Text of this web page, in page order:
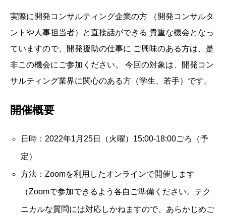
実際に開発コンサルティング企業の方 （開発コンサルタ
ントや人事担当者）と直接話ができる 貴重な機会となっ
ていますので、開発援助の仕事に ご興味のある方は、是
非この機会にご参加ください。 今回の対象は、開発コン
サルティング業界に関心のある方（学生、若手）です。
開催概要
日時：2022年1月25日（火曜）15:00-18:00ごろ（予
定）
方法：Zoomを利用したオンラインで開催します
（Zoomで参加できるよう各自ご準備ください。テク
ニカルな質問には対応しかねますので、あらかじめご